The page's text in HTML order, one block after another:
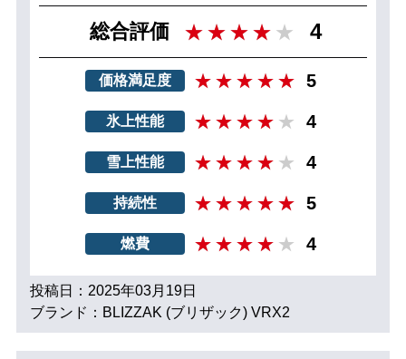
総合評価 4
価格満足度 5
氷上性能 4
雪上性能 4
持続性 5
燃費 4
投稿日：2025年03月19日
ブランド：BLIZZAK (ブリザック) VRX2